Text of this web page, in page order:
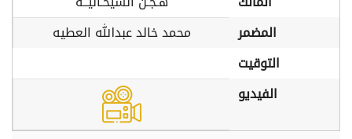
المضمر
محمد خالد عبدالله العطيه
التوقيت
الفيديو